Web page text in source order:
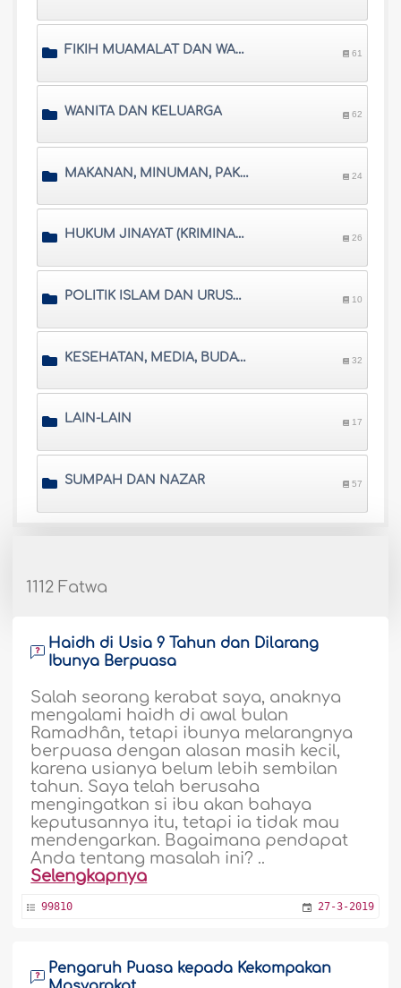
FIKIH MUAMALAT DAN WARISAN 61
WANITA DAN KELUARGA 62
MAKANAN, MINUMAN, PAKAIAN DAN PERHIASAN 24
HUKUM JINAYAT (KRIMINAL) DAN SISTEM PRADILAN ISLAM 26
POLITIK ISLAM DAN URUSAN INTERNASIONAL 10
KESEHATAN, MEDIA, BUDAYA, DAN SARANA HIBURAN 32
LAIN-LAIN 17
SUMPAH DAN NAZAR 57
1112 Fatwa
Haidh di Usia 9 Tahun dan Dilarang
Ibunya Berpuasa
Salah seorang kerabat saya, anaknya
mengalami haidh di awal bulan
Ramadhân, tetapi ibunya melarangnya
berpuasa dengan alasan masih kecil,
karena usianya belum lebih sembilan
tahun. Saya telah berusaha
mengingatkan si ibu akan bahaya
keputusannya itu, tetapi ia tidak mau
mendengarkan. Bagaimana pendapat
Anda tentang masalah ini? ..
Selengkapnya
99810 27-3-2019
Pengaruh Puasa kepada Kekompakan